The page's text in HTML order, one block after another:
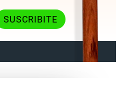
SUSCRIBITE